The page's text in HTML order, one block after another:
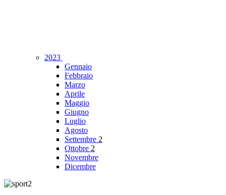
2023
Gennaio
Febbraio
Marzo
Aprile
Maggio
Giugno
Luglio
Agosto
Settembre 2
Ottobre 2
Novembre
Dicembre